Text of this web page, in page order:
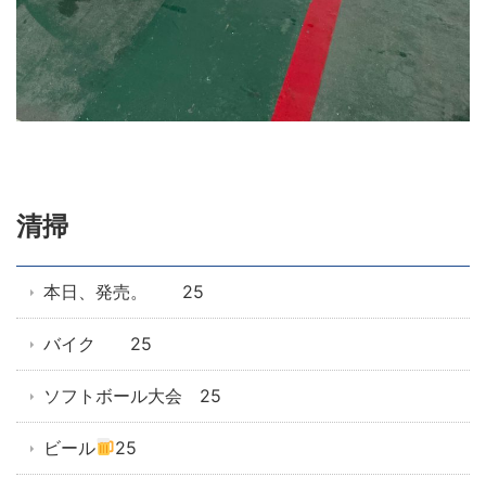
清掃
本日、発売。 25
バイク 25
ソフトボール大会 25
ビール 25